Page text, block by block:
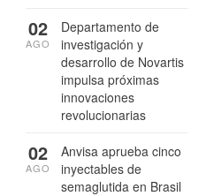
Departamento de
investigación y
desarrollo de Novartis
impulsa próximas
innovaciones
revolucionarias
02
AGO
Anvisa aprueba cinco
inyectables de
semaglutida en Brasil
02
AGO